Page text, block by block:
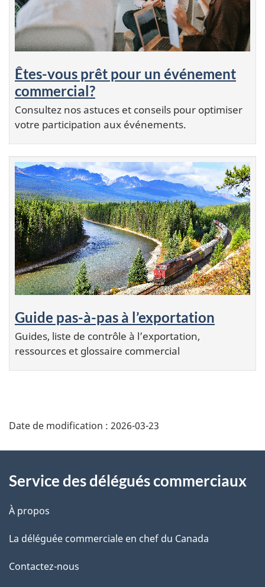
Êtes-vous prêt pour un événement
commercial?
Consultez nos astuces et conseils pour optimiser
votre participation aux événements.
Guide pas-à-pas à l’exportation
Guides, liste de contrôle à l’exportation,
ressources et glossaire commercial
Additional
Information
Date de modification : 2026-03-23
Service des délégués commerciaux
À propos
La déléguée commerciale en chef du Canada
Contactez-nous